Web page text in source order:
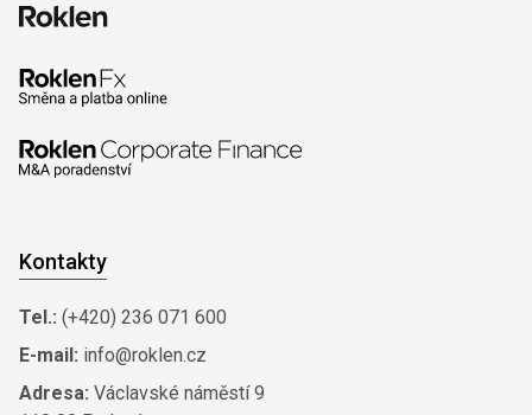
Kontakty
Tel.: (+420) 236 071 600
E-mail: info@roklen.cz
Adresa: Václavské náměstí 9